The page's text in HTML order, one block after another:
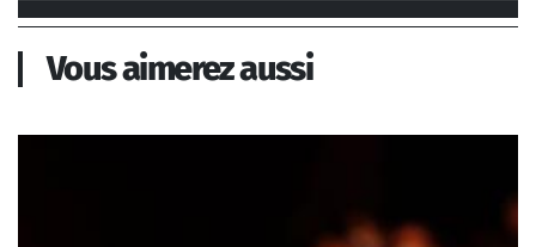
Vous aimerez aussi